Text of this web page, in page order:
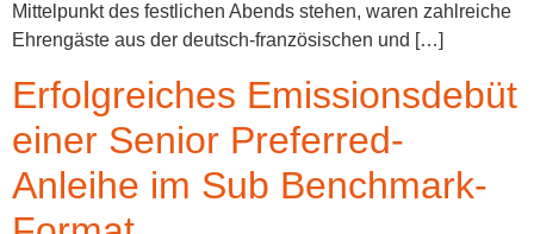
Mittelpunkt des festlichen Abends stehen, waren zahlreiche
Ehrengäste aus der deutsch-französischen und […]
Erfolgreiches Emissionsdebüt
einer Senior Preferred-
Anleihe im Sub Benchmark-